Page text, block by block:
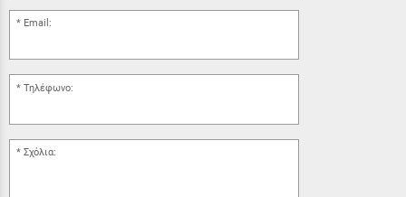
Email:
Τηλέφωνο:
Σχόλια: